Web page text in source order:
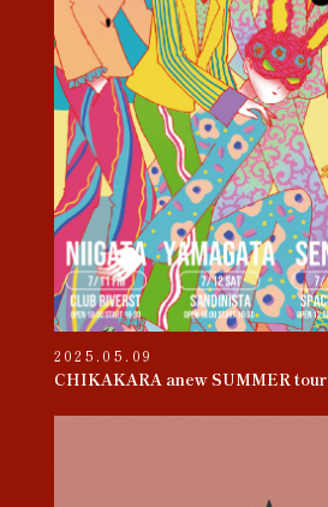
2025.05.09
CHIKAKARA anew SUMMER tour